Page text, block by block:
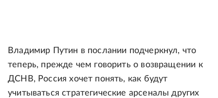
Владимир Путин в послании подчеркнул, что
теперь, прежде чем говорить о возвращении к
ДСНВ, Россия хочет понять, как будут
учитываться стратегические арсеналы других